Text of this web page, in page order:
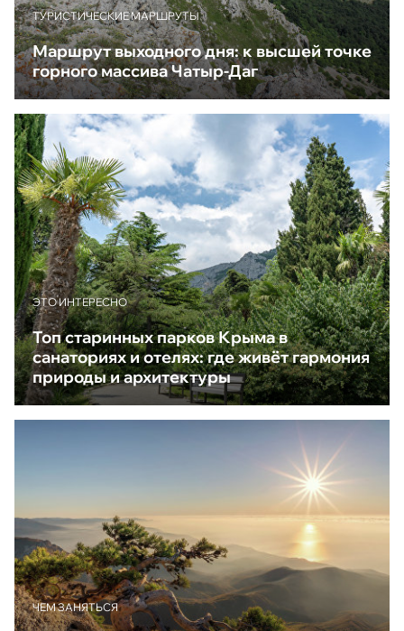
ТУРИСТИЧЕСКИЕ МАРШРУТЫ
Маршрут выходного дня: к высшей точке
горного массива Чатыр-Даг
ЭТО ИНТЕРЕСНО
Топ старинных парков Крыма в
санаториях и отелях: где живёт гармония
природы и архитектуры
ЧЕМ ЗАНЯТЬСЯ